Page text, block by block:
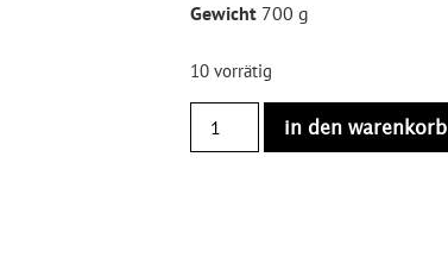
Gewicht 700 g
10 vorrätig
in den warenkorb